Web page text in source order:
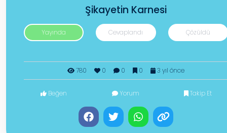
Şikayetin Karnesi
Yayında Cevaplandı Çözüldü
780 0 0 0 3 yıl önce
Beğen Yorum Takip Et